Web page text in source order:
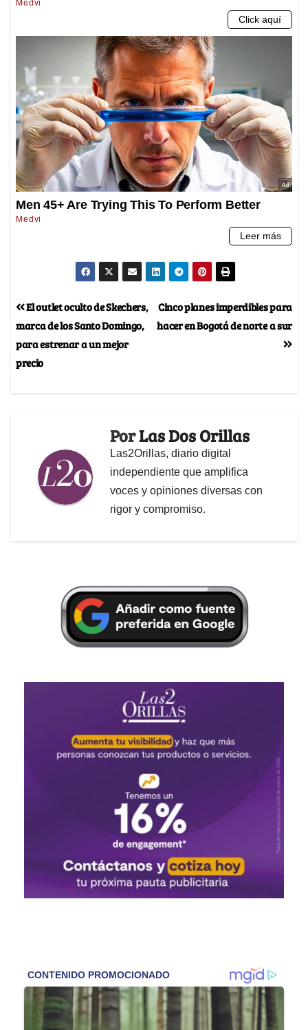
Cinco planes imperdibles para
hacer en Bogotá de norte a sur
El outlet oculto de Skechers,
marca de los Santo Domingo,
para estrenar a un mejor
precio
PorLas Dos Orillas
Las2Orillas, diario digital
independiente que amplifica
voces y opiniones diversas con
rigor y compromiso.